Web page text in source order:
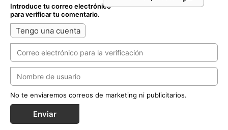
Introduce tu correo electrónico
para verificar tu comentario.
Tengo una cuenta
No te enviaremos correos de marketing ni publicitarios.
Enviar